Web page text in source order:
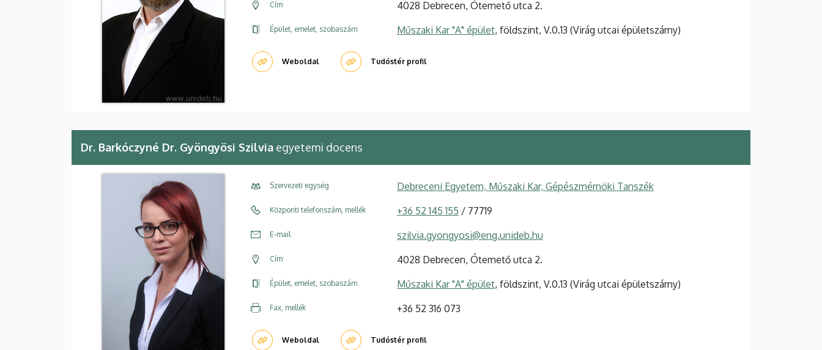
Cím 4028 Debrecen, Ótemető utca 2.
Épület, emelet, szobaszám Műszaki Kar "A" épület, földszint, V.0.13 (Virág utcai épületszárny)
Weboldal Tudóstér profil
Dr. Barkóczyné Dr. Gyöngyösi Szilvia egyetemi docens
Szervezeti egység Debreceni Egyetem, Műszaki Kar, Gépészmérnöki Tanszék
Központi telefonszám, mellék +36 52 145 155 / 77719
E-mail szilvia.gyongyosi@eng.unideb.hu
Cím 4028 Debrecen, Ótemető utca 2.
Épület, emelet, szobaszám Műszaki Kar "A" épület, földszint, V.0.13 (Virág utcai épületszárny)
Fax, mellék +36 52 316 073
Weboldal Tudóstér profil